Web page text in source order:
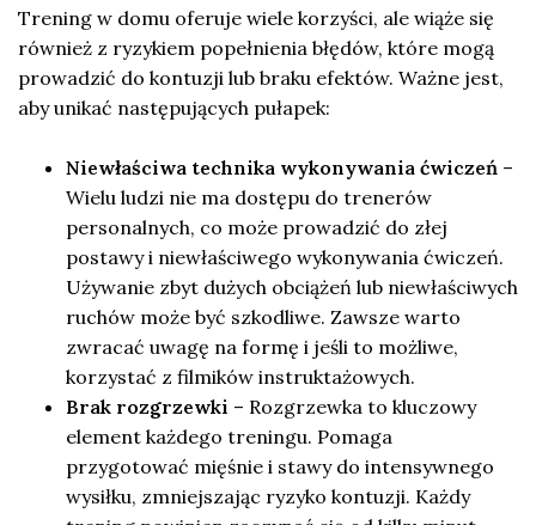
Trening w domu oferuje wiele korzyści, ale wiąże się
również z ryzykiem popełnienia błędów, które mogą
prowadzić do kontuzji lub braku efektów. Ważne jest,
aby unikać następujących pułapek:
Niewłaściwa technika wykonywania ćwiczeń –
Wielu ludzi nie ma dostępu do trenerów
personalnych, co może prowadzić do złej
postawy i niewłaściwego wykonywania ćwiczeń.
Używanie zbyt dużych obciążeń lub niewłaściwych
ruchów może być szkodliwe. Zawsze warto
zwracać uwagę na formę i jeśli to możliwe,
korzystać z filmików instruktażowych.
Brak rozgrzewki – Rozgrzewka to kluczowy
element każdego treningu. Pomaga
przygotować mięśnie i stawy do intensywnego
wysiłku, zmniejszając ryzyko kontuzji. Każdy